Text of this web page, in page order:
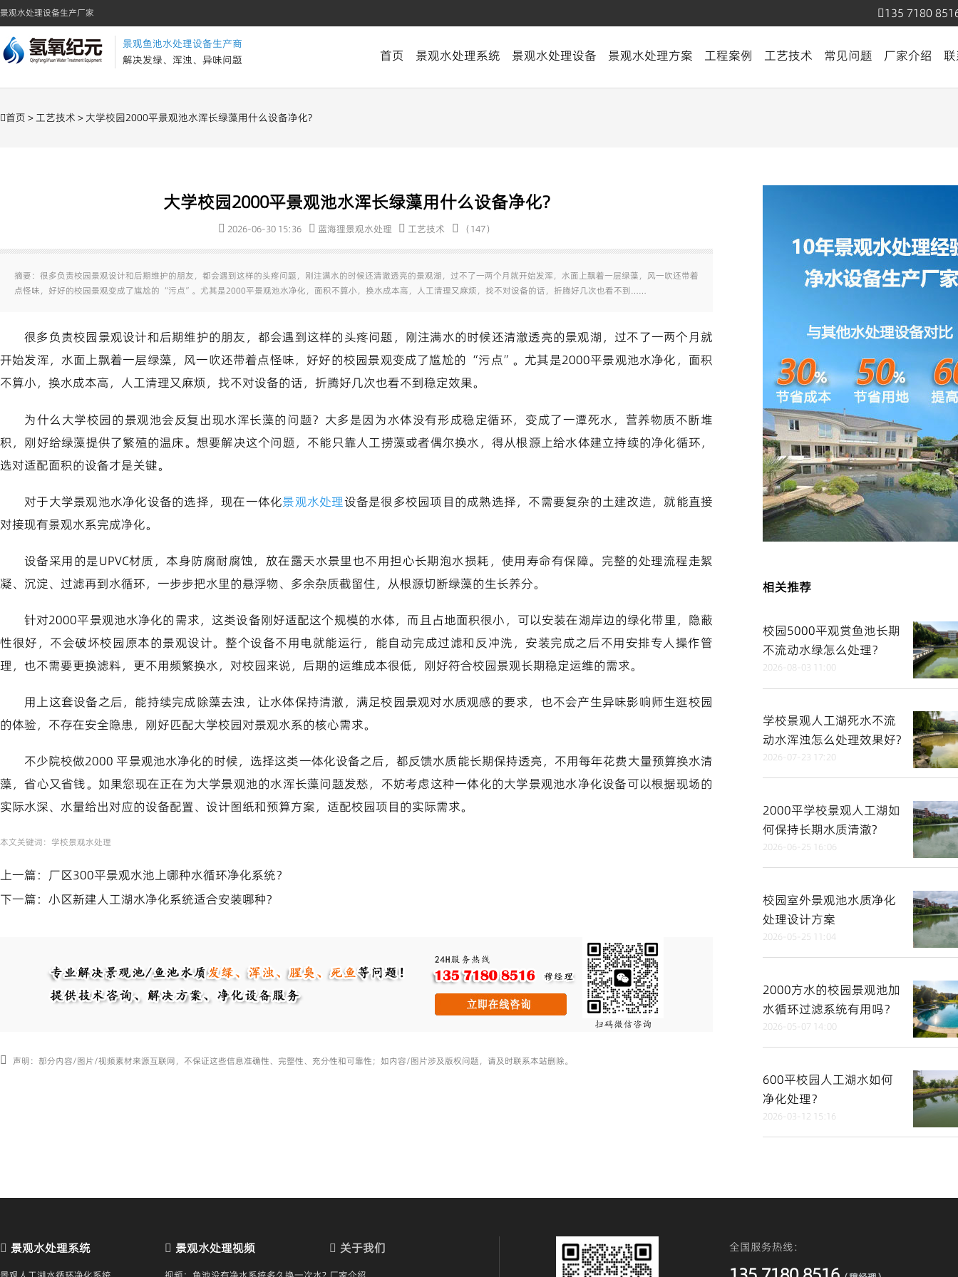
景观水处理设备生产厂家 135 7180
景观鱼池水处理设备生产商
解决发绿、浑浊、异味问题
首页 景观水处理系统 景观水处理设备 景观水处理方案 工程案例 工艺技术 常见问题 厂家介绍
首页 > 工艺技术 > 大学校园2000平景观池水浑长绿藻用什么设备净化?
大学校园2000平景观池水浑长绿藻用什么设备净化?
2026-06-30 15:36 蓝海狸景观水处理 工艺技术 （147）
摘要：很多负责校园景观设计和后期维护的朋友，都会遇到这样的头疼问题，刚注满水的时候还清澈透亮的景观湖，过不了一两个月就开始发浑，水面上飘着一层绿藻，风一吹还带着
点怪味，好好的校园景观变成了尴尬的 “污点”。尤其是2000平景观池水净化，面积不算小，换水成本高，人工清理又麻烦，找不对设备的话，折腾好几次也看不到……
很多负责校园景观设计和后期维护的朋友，都会遇到这样的头疼问题，刚注满水的时候还清澈透亮的景观湖，过不了一两个月就
开始发浑，水面上飘着一层绿藻，风一吹还带着点怪味，好好的校园景观变成了尴尬的 “污点”。尤其是2000平景观池水净化，面积
不算小，换水成本高，人工清理又麻烦，找不对设备的话，折腾好几次也看不到稳定效果。
为什么大学校园的景观池会反复出现水浑长藻的问题？大多是因为水体没有形成稳定循环，变成了一潭死水，营养物质不断堆
积，刚好给绿藻提供了繁殖的温床。想要解决这个问题，不能只靠人工捞藻或者偶尔换水，得从根源上给水体建立持续的净化循环，
选对适配面积的设备才是关键。
对于大学景观池水净化设备的选择，现在一体化景观水处理设备是很多校园项目的成熟选择，不需要复杂的土建改造，就能直接
对接现有景观水系完成净化。
设备采用的是UPVC材质，本身防腐耐腐蚀，放在露天水景里也不用担心长期泡水损耗，使用寿命有保障。完整的处理流程走絮
凝、沉淀、过滤再到水循环，一步步把水里的悬浮物、多余杂质截留住，从根源切断绿藻的生长养分。
针对2000平景观池水净化的需求，这类设备刚好适配这个规模的水体，而且占地面积很小，可以安装在湖岸边的绿化带里，隐蔽
性很好，不会破坏校园原本的景观设计。整个设备不用电就能运行，能自动完成过滤和反冲洗，安装完成之后不用安排专人操作管
理，也不需要更换滤料，更不用频繁换水，对校园来说，后期的运维成本很低，刚好符合校园景观长期稳定运维的需求。
用上这套设备之后，能持续完成除藻去浊，让水体保持清澈，满足校园景观对水质观感的要求，也不会产生异味影响师生逛校园
的体验，不存在安全隐患，刚好匹配大学校园对景观水系的核心需求。
不少院校做2000 平景观池水净化的时候，选择这类一体化设备之后，都反馈水质能长期保持透亮，不用每年花费大量预算换水清
藻，省心又省钱。如果您现在正在为大学景观池的水浑长藻问题发愁，不妨考虑这种一体化的大学景观池水净化设备可以根据现场的
实际水深、水量给出对应的设备配置、设计图纸和预算方案，适配校园项目的实际需求。
本文关键词： 学校景观水处理
上一篇： 厂区300平景观水池上哪种水循环净化系统？
下一篇： 小区新建人工湖水净化系统适合安装哪种?
声明：部分内容/图片/视频素材来源互联网，不保证这些信息准确性、完整性、充分性和可靠性；如内容/图片涉及版权问题，请及时联系本站删除。
相关推荐
校园5000平观赏鱼池长期
不流动水绿怎么处理？
2026-08-03 11:00
学校景观人工湖死水不流
动水浑浊怎么处理效果好?
2026-07-23 17:20
2000平学校景观人工湖如
何保持长期水质清澈?
2026-06-25 16:06
校园室外景观池水质净化
处理设计方案
2026-05-25 11:04
2000方水的校园景观池加
水循环过滤系统有用吗？
2026-05-07 14:00
600平校园人工湖水如何
净化处理？
2026-03-12 15:16
景观水处理系统 景观水处理视频 关于我们 全国服务热线：